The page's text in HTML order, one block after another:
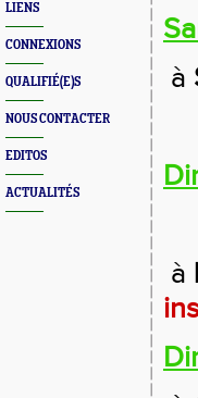
LIENS
CONNEXIONS
QUALIFIÉ(E)S
NOUS CONTACTER
EDITOS
ACTUALITÉS
à
à